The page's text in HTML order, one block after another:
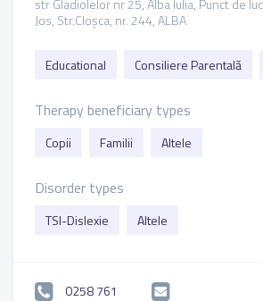
Jos, Str.Cloșca, nr. 244, ALBA
Educational Consiliere Parentală
Therapy beneficiary types
Copii Familii Altele
Disorder types
TSI-Dislexie Altele
0258 761